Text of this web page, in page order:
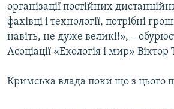
організації постійних
фахівці і технології, потрібні
навіть, не дуже великі!», –
Асоціації «Екологія і мир» Віктор
Кримська влада поки що з цього